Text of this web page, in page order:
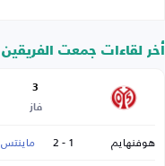
أخر لقاءات جمعت الفريقين
3
فاز
هوفنهايم 1 - 2 ماينتس